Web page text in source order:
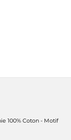
100% Coton - Motif